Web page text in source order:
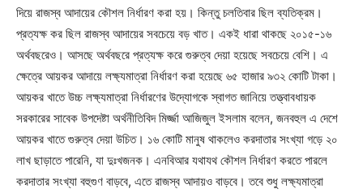
দিয়ে রাজস্ব আদায়ের কৌশল নির্ধারণ করা হয়। কিন্তু চলতিবার ছিল ব্যতিক্রম।
প্রত্যক্ষ কর ছিল রাজস্ব আদায়ের সবচেয়ে বড় খাত। একই ধারা থাকছে ২০১৫-১৬
অর্থবছরেও। আসছে অর্থবছরে প্রত্যক্ষ করে গুরুত্ব দেয়া হয়েছে সবচেয়ে বেশি। এ
ক্ষেত্রে আয়কর আদায়ে লক্ষ্যমাত্রা নির্ধারণ করা হয়েছে ৬৫ হাজার ৯৩২ কোটি টাকা।
আয়কর খাতে উচ্চ লক্ষ্যমাত্রা নির্ধারণের উদ্যোগকে স্বাগত জানিয়ে তত্ত্বাবধায়ক
সরকারের সাবেক উপদেষ্টা অর্থনীতিবিদ মির্জ্জা আজিজুল ইসলাম বলেন, জনবহুল এ দেশে
আয়কর খাতে গুরুত্ব দেয়া উচিত। ১৬ কোটি মানুষ থাকলেও করদাতার সংখ্যা গড়ে ২০
লাখ ছাড়াতে পারেনি, যা দুঃখজনক। এনবিআর যথাযথ কৌশল নির্ধারণ করতে পারলে
করদাতার সংখ্যা বহুগুণ বাড়বে, এতে রাজস্ব আদায়ও বাড়বে। তবে শুধু লক্ষ্যমাত্রা